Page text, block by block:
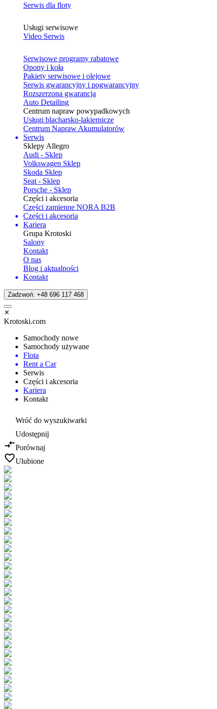
Serwis dla floty
Usługi serwisowe
Video Serwis
Serwisowe programy rabatowe
Opony i koła
Pakiety serwisowe i olejowe
Serwis gwarancyjny i pogwarancyjny
Rozszerzona gwarancja
Auto Detailing
Centrum napraw powypadkowych
Usługi blacharsko-lakiernicze
Centrum Napraw Akumulatorów
Serwis
Sklepy Allegro
Audi - Sklep
Volkswagen Sklep
Skoda Sklep
Seat - Sklep
Porsche - Sklep
Części i akcesoria
Części zamienne NORA B2B
Części i akcesoria
Kariera
Grupa Krotoski
Salony
Kontakt
O nas
Blog i aktualności
Kontakt
Zadzwoń: +48 696 117 468
Krotoski.com
Samochody nowe
Samochody używane
Flota
Rent a Car
Serwis
Części i akcesoria
Kariera
Kontakt
Wróć do wyszukiwarki
Udostępnij
Porównaj
Ulubione